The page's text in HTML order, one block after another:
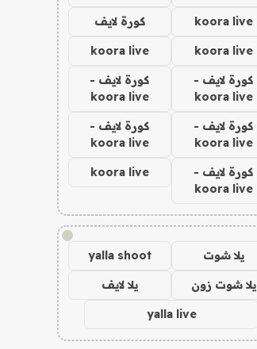
koora live كورة لايف
koora live
koora live
كورة لايف -
koora live
كورة لايف -
koora live
كورة لايف -
koora live
كورة لايف -
koora live
كورة لايف -
koora live
koora live
!
يلا شوت yalla shoot
يلا شوت زون يلا لايف
yalla live